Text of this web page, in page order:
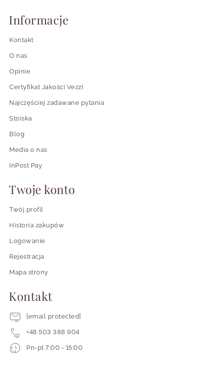
Informacje
Kontakt
O nas
Opinie
Certyfikat Jakości Vezzi
Najczęściej zadawane pytania
Stoiska
Blog
Media o nas
InPost Pay
Twoje konto
Twój profil
Historia zakupów
Logowanie
Rejestracja
Mapa strony
Kontakt
[email protected]
+48 503 388 904
Pracujemy
Pn-pt 7:00 - 15:00